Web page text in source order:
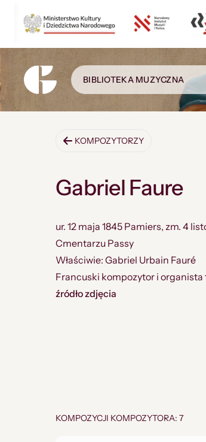
BIBLIOTEKA MUZYCZNA
KOMPOZYTORZY
Gabriel Faure
ur. 12 maja 1845 Pamiers, zm. 4
Cmentarzu Passy
Właściwie: Gabriel Urbain Fauré
Francuski kompozytor i organista
źródło zdjęcia
KOMPOZYCJI KOMPOZYTORA: 7